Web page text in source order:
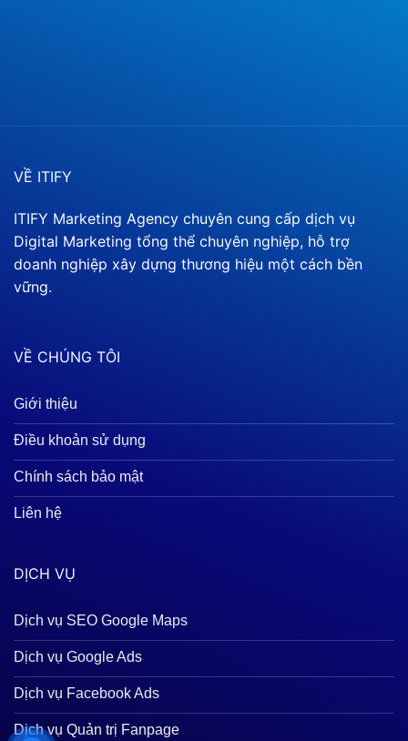
VỀ ITIFY
ITIFY Marketing Agency chuyên cung cấp dịch vụ
Digital Marketing tổng thể chuyên nghiệp, hỗ trợ
doanh nghiệp xây dựng thương hiệu một cách bền
vững.
VỀ CHÚNG TÔI
Giới thiệu
Điều khoản sử dụng
Chính sách bảo mật
Liên hệ
DỊCH VỤ
Dịch vụ SEO Google Maps
Dịch vụ Google Ads
Dịch vụ Facebook Ads
Dịch vụ Quản trị Fanpage